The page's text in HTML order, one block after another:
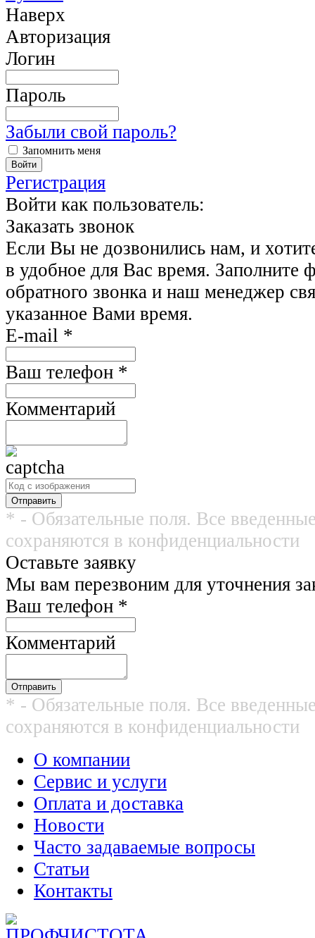
Наверх
Авторизация
Логин
Пароль
Забыли свой пароль?
Запомнить меня
Регистрация
Войти как пользователь:
Заказать звонок
Если Вы не дозвонились нам, и
в удобное для Вас время. Заполните
обратного звонка и наш менеджер
указанное Вами время.
E-mail *
Ваш телефон *
Комментарий
* - Обязательные поля. Все
сохраняются в конфиденциальности
Оставьте заявку
Мы вам перезвоним для уточнения
Ваш телефон *
Комментарий
* - Обязательные поля. Все
сохраняются в конфиденциальности
О компании
Сервис и услуги
Оплата и доставка
Новости
Часто задаваемые вопросы
Статьи
Контакты